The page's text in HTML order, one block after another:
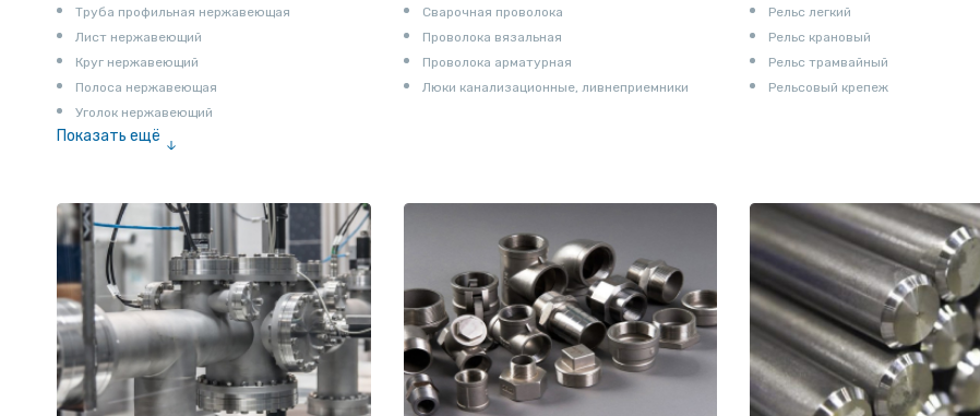
Труба профильная нержавеющая
Лист нержавеющий
Круг нержавеющий
Полоса нержавеющая
Уголок нержавеющий
Показать ещё
Сварочная проволока
Проволока вязальная
Проволока арматурная
Люки канализационные, ливнеприемники
Рельс легкий
Рельс крановый
Рельс трамвайный
Рельсовый крепеж